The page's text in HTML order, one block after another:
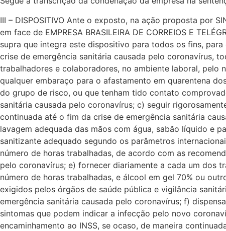
III – DISPOSITIVO Ante o exposto, na ação proposta por
em face de EMPRESA BRASILEIRA DE CORREIOS E
supra que integra este dispositivo para todos os fins,
crise de emergência sanitária causada pelo coronavírus,
trabalhadores e colaboradores, no ambiente laboral, pelo
qualquer embaraço para o afastamento em quarentena
do grupo de risco, ou que tenham tido contato
sanitária causada pelo coronavírus; c) seguir
continuada até o fim da crise de emergência sanitária
lavagem adequada das mãos com água, sabão líquido e
sanitizante adequado segundo os parâmetros
número de horas trabalhadas, de acordo com as
pelo coronavírus; e) fornecer diariamente a cada um dos
número de horas trabalhadas, e álcool em gel 70% ou
exigidos pelos órgãos de saúde pública e vigilância
emergência sanitária causada pelo coronavírus; f)
sintomas que podem indicar a infecção pelo novo
encaminhamento ao INSS, se ocaso, de maneira